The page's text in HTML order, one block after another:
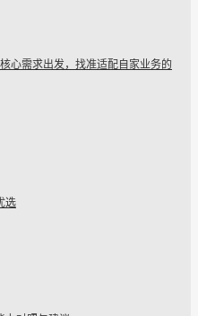
心需求出发，找准适配自家业务的
选